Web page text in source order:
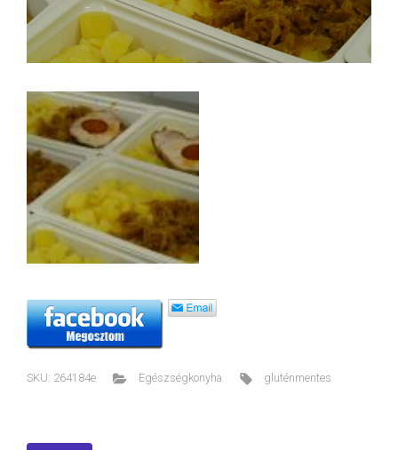
SKU: 264184e Egészségkonyha gluténmentes